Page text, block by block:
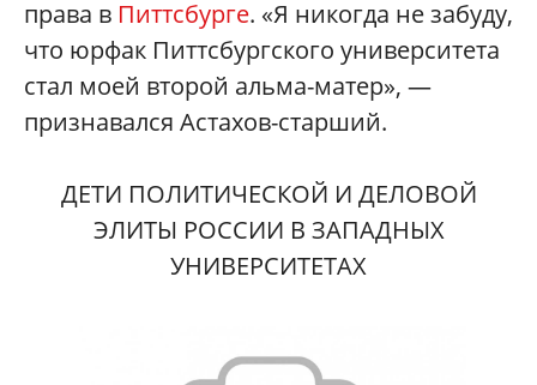
права в Питтсбурге. «Я никогда не забуду,
что юрфак Питтсбургского университета
стал моей второй альма-матер», —
признавался Астахов-старший.
ДЕТИ ПОЛИТИЧЕСКОЙ И ДЕЛОВОЙ
ЭЛИТЫ РОССИИ В ЗАПАДНЫХ
УНИВЕРСИТЕТАХ